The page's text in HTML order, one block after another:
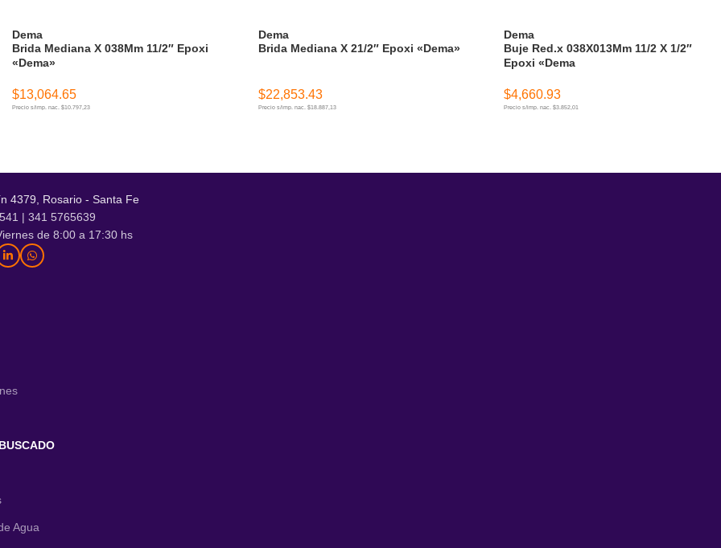
Brida Mediana X 038Mm 11/2″ Epoxi
«Dema»
Dema
$13,064.65
Precio s/imp. nac. $10.797,23
Brida Mediana X 21/2″ Epoxi «Dema»
Dema
$22,853.43
Precio s/imp. nac. $18.887,13
Buje Red.x 038X013Mm 11/2 X 1/2″
Epoxi «Dema
Dema
$4,660.93
Precio s/imp. nac. $3.852,01
4379, Rosario - Santa Fe
| 341 5765639
de 8:00 a 17:30 hs
Agua